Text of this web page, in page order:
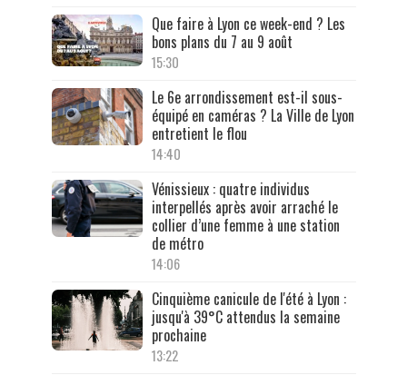
Que faire à Lyon ce week-end ? Les
bons plans du 7 au 9 août
15:30
Le 6e arrondissement est-il sous-
équipé en caméras ? La Ville de Lyon
entretient le flou
14:40
Vénissieux : quatre individus
interpellés après avoir arraché le
collier d’une femme à une station
de métro
14:06
Cinquième canicule de l'été à Lyon :
jusqu'à 39°C attendus la semaine
prochaine
13:22